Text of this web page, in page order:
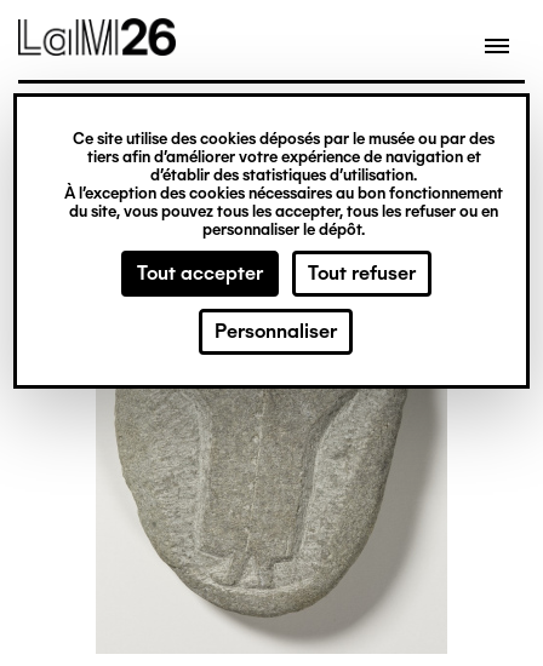
Gestion des cookies
Ce site utilise des cookies déposés par le musée ou par des
tiers afin d’améliorer votre expérience de navigation et
d’établir des statistiques d’utilisation.
À l’exception des cookies nécessaires au bon fonctionnement
du site, vous pouvez tous les accepter, tous les refuser ou en
personnaliser le dépôt.
Tout accepter Tout refuser
Personnaliser
contenu